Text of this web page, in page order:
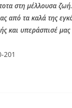
στη μέλλουσα
από τα καλά της
και υπεράσπισέ
201